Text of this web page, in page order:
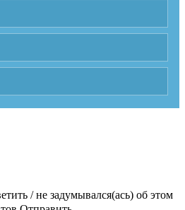
/ не задумывался(ась) об этом